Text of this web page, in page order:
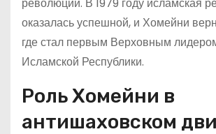
оказалась успешной, и Хомейни
где стал первым Верховным
Исламской Республики.
Роль Хомейни в
антишаховском